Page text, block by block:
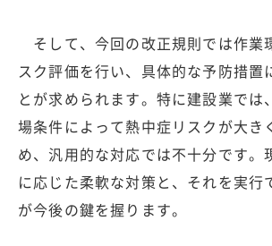
そして、今回の改正規則では作業
スク評価を行い、具体的な予防措置
とが求められます。特に建設業では
場条件によって熱中症リスクが大き
め、汎用的な対応では不十分です。
に応じた柔軟な対策と、それを実行
が今後の鍵を握ります。